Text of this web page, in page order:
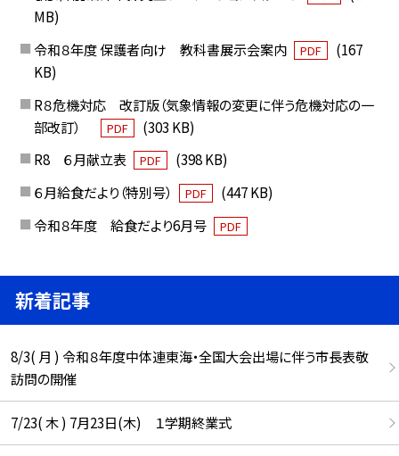
MB)
令和８年度 保護者向け 教科書展示会案内
PDF
(167
KB)
R８危機対応 改訂版（気象情報の変更に伴う危機対応の一
部改訂）
PDF
(303 KB)
R8 ６月献立表
PDF
(398 KB)
６月給食だより（特別号）
PDF
(447 KB)
令和８年度 給食だより6月号
PDF
新着記事
8/3( 月 ) 令和８年度中体連東海・全国大会出場に伴う市長表敬
訪問の開催
7/23( 木 ) 7月23日(木) １学期終業式